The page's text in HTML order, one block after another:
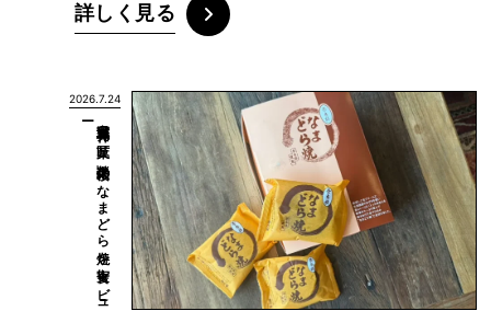
詳しく見る
2026.7.24
宮城県発祥！
「菓匠
榮太楼」の
な
ま
ど
ら
焼を
実食レ
ビ
ュ